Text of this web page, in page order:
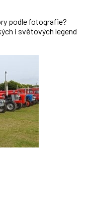
podle fotografie?
i světových legend